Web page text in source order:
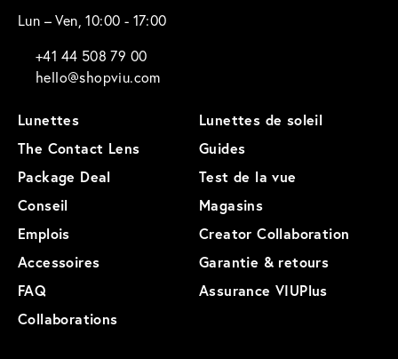
Lun – Ven, 10:00 - 17:00
+41 44 508 79 00
hello@shopviu.com
Lunettes
Lunettes de soleil
The Contact Lens
Guides
Package Deal
Test de la vue
Conseil
Magasins
Emplois
Creator Collaboration
Accessoires
Garantie & retours
FAQ
Assurance VIUPlus
Collaborations